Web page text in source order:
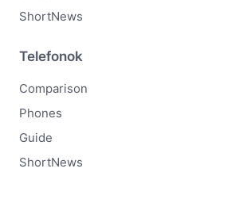
ShortNews
Telefonok
Comparison
Phones
Guide
ShortNews